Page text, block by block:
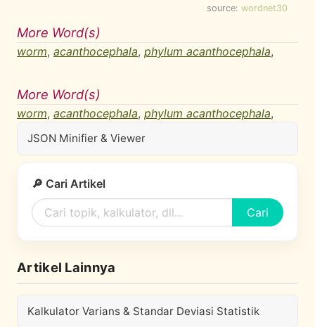
source: wordnet30
More Word(s)
worm, acanthocephala, phylum acanthocephala,
More Word(s)
worm, acanthocephala, phylum acanthocephala,
JSON Minifier & Viewer
🔎 Cari Artikel
Cari
Artikel Lainnya
Kalkulator Varians & Standar Deviasi Statistik